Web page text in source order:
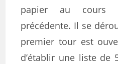
papier au cours
précédente. Il se
premier tour est
d’établir une liste de